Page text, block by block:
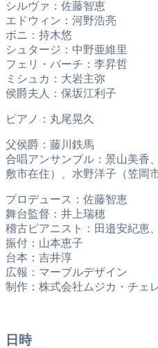
シルヴァ：佐藤智恵
エドウィン：河野浩亮
ボニ：持木悠
シュタージ：中野亜維里
フェリ・バーチ：李昇哲
ミシュカ：大岩主弥
侯爵夫人：保坂江利子
ピアノ：丸尾晃久
父侯爵：藤川鉄馬
合唱アンサンブル：景山美香
敷市在住）、水野洋子（笠岡
プロデュース：佐藤智恵
舞台監督：井上瑞穂
稽古ピアニスト：田邉安紀恵
振付：山本恵子
台本：吉井淳
広報：マーブルデザイン
制作：株式会社ムジカ・チェ
日時